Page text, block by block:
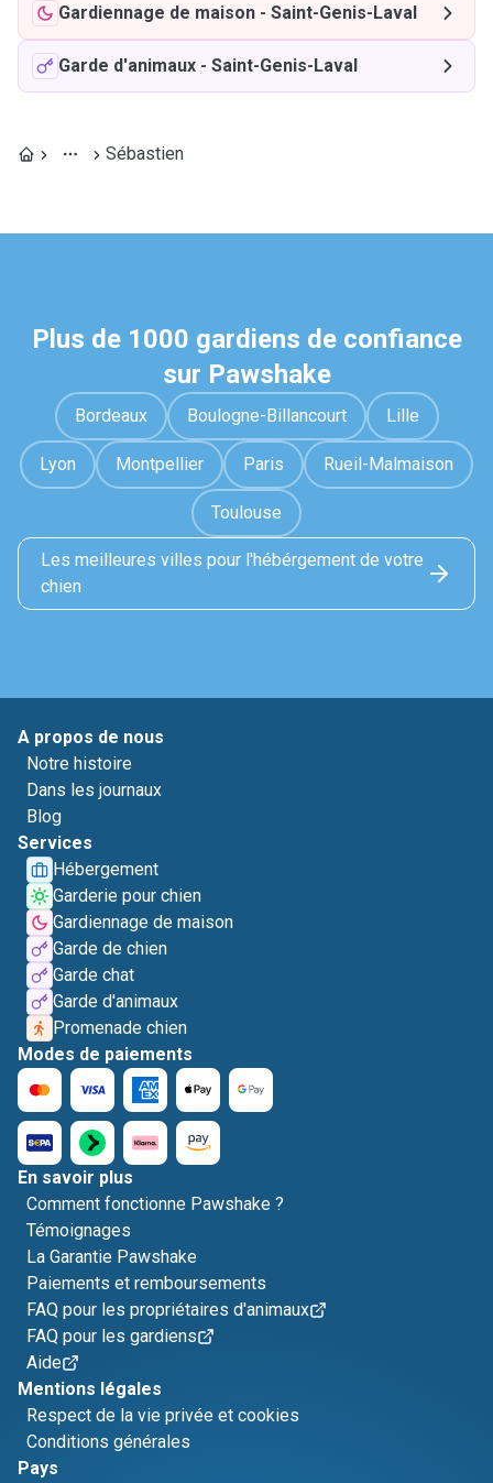
Gardiennage de maison - Saint-Genis-Laval
Garde d'animaux - Saint-Genis-Laval
Sébastien
Plus de 1000 gardiens de confiance
sur Pawshake
Bordeaux Boulogne-Billancourt Lille
Lyon Montpellier Paris Rueil-Malmaison
Toulouse
Les meilleures villes pour l'hébérgement de votre
chien
A propos de nous
Notre histoire
Dans les journaux
Blog
Services
Hébergement
Garderie pour chien
Gardiennage de maison
Garde de chien
Garde chat
Garde d'animaux
Promenade chien
Modes de paiements
En savoir plus
Comment fonctionne Pawshake ?
Témoignages
La Garantie Pawshake
Paiements et remboursements
FAQ pour les propriétaires d'animaux
FAQ pour les gardiens
Aide
Mentions légales
Respect de la vie privée et cookies
Conditions générales
Pays